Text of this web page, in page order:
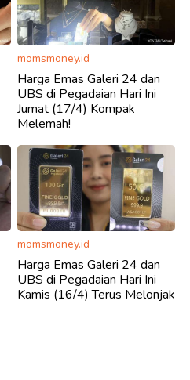
momsmoney.id
Harga Emas Galeri 24 dan
UBS di Pegadaian Hari Ini
Jumat (17/4) Kompak
Melemah!
momsmoney.id
Harga Emas Galeri 24 dan
UBS di Pegadaian Hari Ini
Kamis (16/4) Terus Melonjak